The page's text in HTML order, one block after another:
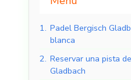
1. Padel Bergisch
blanca
2. Reservar una pista
Gladbach